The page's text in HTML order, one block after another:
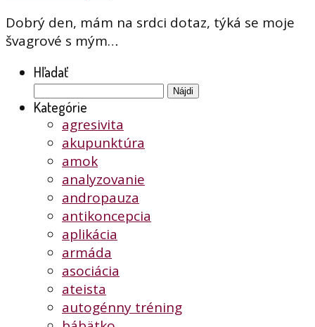
Dobrý den, mám na srdci dotaz, týká se moje
švagrové s mým…
Hľadať
Hľadať:
Kategórie
agresivita
akupunktúra
amok
analyzovanie
andropauza
antikoncepcia
aplikácia
armáda
asociácia
ateista
autogénny tréning